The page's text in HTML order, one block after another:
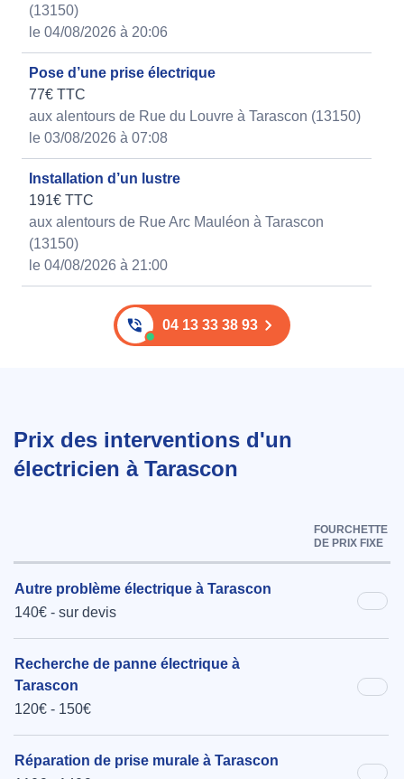
(13150)
le 04/08/2026 à 20:06
Pose d’une prise électrique
77€ TTC
aux alentours de Rue du Louvre à Tarascon (13150)
le 03/08/2026 à 07:08
Installation d’un lustre
191€ TTC
aux alentours de Rue Arc Mauléon à Tarascon
(13150)
le 04/08/2026 à 21:00
04 13 33 38 93
Prix des interventions d'un
électricien à Tarascon
FOURCHETTE
DE PRIX FIXE
Autre problème électrique à Tarascon
140€ - sur devis
Recherche de panne électrique à
Tarascon
120€ - 150€
Réparation de prise murale à Tarascon